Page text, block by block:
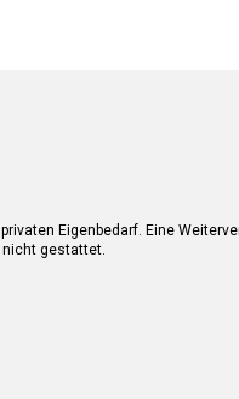
Eigenbedarf. Eine
nicht gestattet.